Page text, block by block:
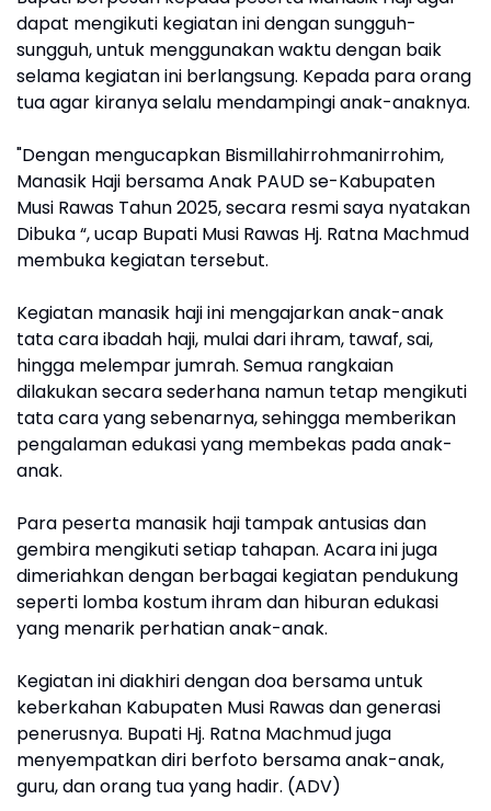
dapat mengikuti kegiatan ini dengan sungguh-
sungguh, untuk menggunakan waktu dengan baik
selama kegiatan ini berlangsung. Kepada para orang
tua agar kiranya selalu mendampingi anak-anaknya.
"Dengan mengucapkan Bismillahirrohmanirrohim,
Manasik Haji bersama Anak PAUD se-Kabupaten
Musi Rawas Tahun 2025, secara resmi saya nyatakan
Dibuka “, ucap Bupati Musi Rawas Hj. Ratna Machmud
membuka kegiatan tersebut.
Kegiatan manasik haji ini mengajarkan anak-anak
tata cara ibadah haji, mulai dari ihram, tawaf, sai,
hingga melempar jumrah. Semua rangkaian
dilakukan secara sederhana namun tetap mengikuti
tata cara yang sebenarnya, sehingga memberikan
pengalaman edukasi yang membekas pada anak-
anak.
Para peserta manasik haji tampak antusias dan
gembira mengikuti setiap tahapan. Acara ini juga
dimeriahkan dengan berbagai kegiatan pendukung
seperti lomba kostum ihram dan hiburan edukasi
yang menarik perhatian anak-anak.
Kegiatan ini diakhiri dengan doa bersama untuk
keberkahan Kabupaten Musi Rawas dan generasi
penerusnya. Bupati Hj. Ratna Machmud juga
menyempatkan diri berfoto bersama anak-anak,
guru, dan orang tua yang hadir. (ADV)